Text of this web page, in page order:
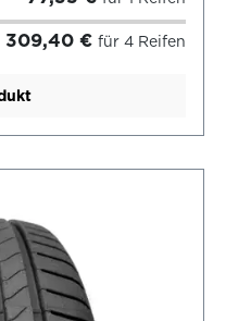
309,40 € für 4 Reifen